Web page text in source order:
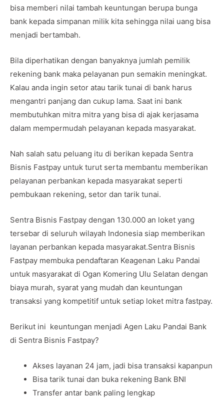
bisa memberi nilai tambah keuntungan berupa bunga
bank kepada simpanan milik kita sehingga nilai uang bisa
menjadi bertambah.
Bila diperhatikan dengan banyaknya jumlah pemilik
rekening bank maka pelayanan pun semakin meningkat.
Kalau anda ingin setor atau tarik tunai di bank harus
mengantri panjang dan cukup lama. Saat ini bank
membutuhkan mitra mitra yang bisa di ajak kerjasama
dalam mempermudah pelayanan kepada masyarakat.
Nah salah satu peluang itu di berikan kepada Sentra
Bisnis Fastpay untuk turut serta membantu memberikan
pelayanan perbankan kepada masyarakat seperti
pembukaan rekening, setor dan tarik tunai.
Sentra Bisnis Fastpay dengan 130.000 an loket yang
tersebar di seluruh wilayah Indonesia siap memberikan
layanan perbankan kepada masyarakat.Sentra Bisnis
Fastpay membuka pendaftaran Keagenan Laku Pandai
untuk masyarakat di Ogan Komering Ulu Selatan dengan
biaya murah, syarat yang mudah dan keuntungan
transaksi yang kompetitif untuk setiap loket mitra fastpay.
Berikut ini keuntungan menjadi Agen Laku Pandai Bank
di Sentra Bisnis Fastpay?
Akses layanan 24 jam, jadi bisa transaksi kapanpun
Bisa tarik tunai dan buka rekening Bank BNI
Transfer antar bank paling lengkap